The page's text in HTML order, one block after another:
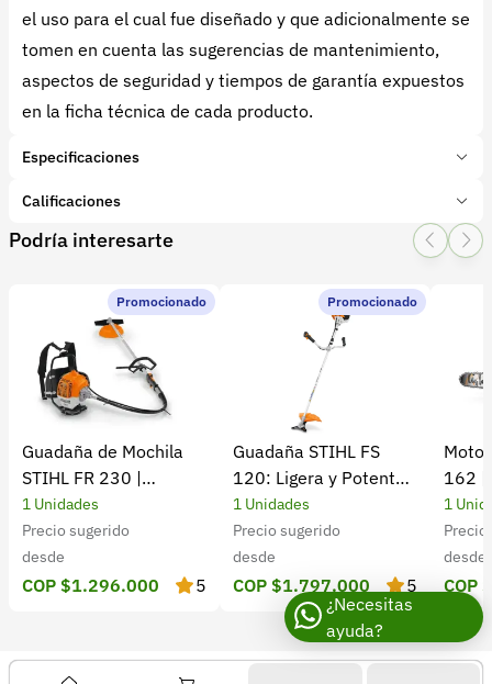
el uso para el cual fue diseñado y que adicionalmente se
tomen en cuenta las sugerencias de mantenimiento,
aspectos de seguridad y tiempos de garantía expuestos
en la ficha técnica de cada producto.
Especificaciones
Marca:
BELLOTA
Tipo de producto:Insumo
Subcategoría:Herramientas manuales (Cuchillos, machetes,
Calificaciones
1 Star
2 Star
3 Star4 Star
0 calificaciones
5 Estrellas
4 Estrellas
3 Estrellas
2 Estrellas
1 Estrellas
Podría interesarte
Promocionado
Guadaña de Mochila
STIHL FR 230 |
Potencia y rendimiento
1 Unidades
Precio sugerido
desde
COP $1.296.000 5
Promocionado
Guadaña STIHL FS
120: Ligera y Potente
para el Campo
1 Unidades
Precio sugerido
desde
COP $1.797.000 5
162 |
1
desde
COP
¿Necesitas
ayuda?